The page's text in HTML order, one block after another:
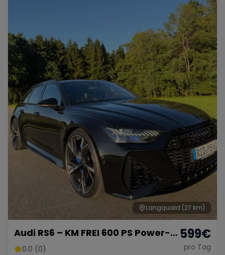
Langquaid (27 km)
Audi RS6 – KM FREI 600 PS Power-
Kombi
0.0 (0)
599€
pro Tag